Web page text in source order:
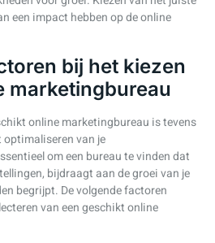
een impact hebben op de online
bij het kiezen
marketingbureau
online marketingbureau is tevens
optimaliseren van je
om een bureau te vinden dat
bijdraagt aan de groei van je
begrijpt. De volgende factoren
van een geschikt online